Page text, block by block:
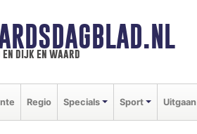
dijk en waard
Regio Specials Sport Uitgaan